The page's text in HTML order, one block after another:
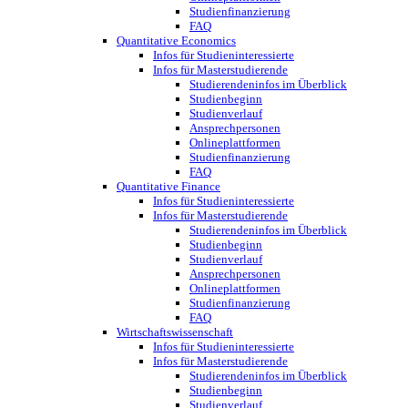
Studienfinanzierung
FAQ
Quantitative Economics
Infos für Studieninteressierte
Infos für Masterstudierende
Studierendeninfos im Überblick
Studienbeginn
Studienverlauf
Ansprechpersonen
Onlineplattformen
Studienfinanzierung
FAQ
Quantitative Finance
Infos für Studieninteressierte
Infos für Masterstudierende
Studierendeninfos im Überblick
Studienbeginn
Studienverlauf
Ansprechpersonen
Onlineplattformen
Studienfinanzierung
FAQ
Wirtschaftswissenschaft
Infos für Studieninteressierte
Infos für Masterstudierende
Studierendeninfos im Überblick
Studienbeginn
Studienverlauf